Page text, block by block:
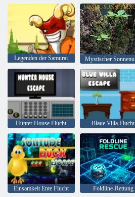
Legenden der Samurai
Hunter House Flucht Blaue Villa Flucht
Einsamkeit Ente Flucht Foldline-Rettung